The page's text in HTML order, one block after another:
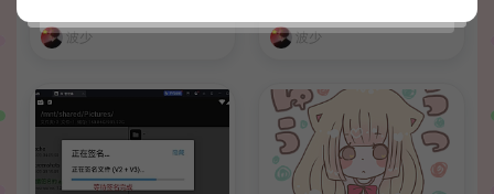
波少 波少